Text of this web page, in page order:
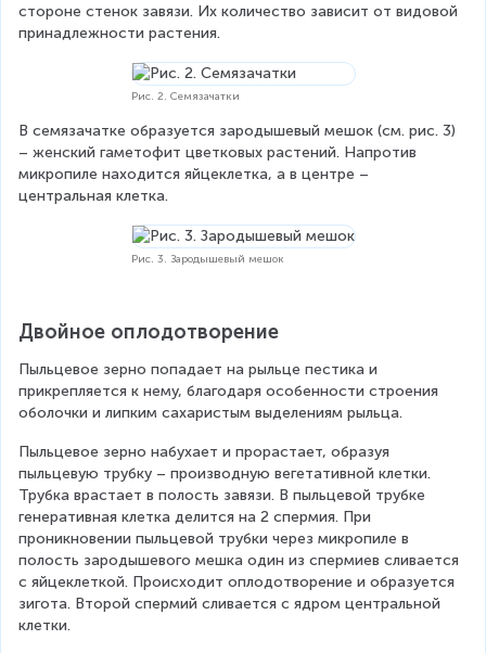
стороне стенок завязи. Их количество зависит от видовой
принадлежности растения.
Рис. 2. Семязачатки
В семязачатке образуется зародышевый мешок (см. рис. 3)
– женский гаметофит цветковых растений. Напротив
микропиле находится яйцеклетка, а в центре –
центральная клетка.
Рис. 3. Зародышевый мешок
Двойное оплодотворение
Пыльцевое зерно попадает на рыльце пестика и
прикрепляется к нему, благодаря особенности строения
оболочки и липким сахаристым выделениям рыльца.
Пыльцевое зерно набухает и прорастает, образуя
пыльцевую трубку – производную вегетативной клетки.
Трубка врастает в полость завязи. В пыльцевой трубке
генеративная клетка делится на 2 спермия. При
проникновении пыльцевой трубки через микропиле в
полость зародышевого мешка один из спермиев сливается
с яйцеклеткой. Происходит оплодотворение и образуется
зигота. Второй спермий сливается с ядром центральной
клетки.